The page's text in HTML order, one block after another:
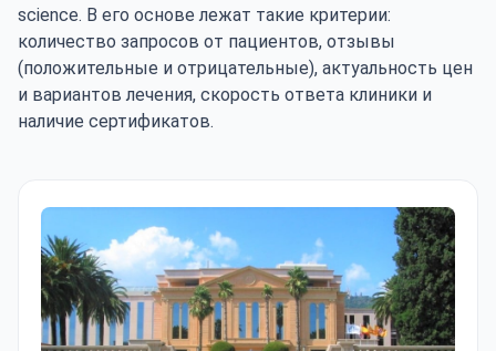
science. В его основе лежат такие критерии:
количество запросов от пациентов, отзывы
(положительные и отрицательные), актуальность цен
и вариантов лечения, скорость ответа клиники и
наличие сертификатов.